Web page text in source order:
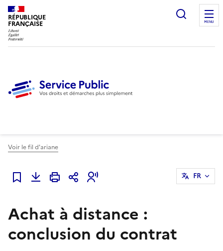
RÉPUBLIQUE
FRANÇAISE
Ouvrir
MENU
Voir le fil d'ariane
Ajouter à mes favoris
FR
Achat à distance :
conclusion du contrat